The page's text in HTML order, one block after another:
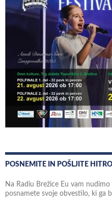
POSNEMITE IN POŠLJITE
Na Radiu Brežice Eu vam
posnamete svoje obvestilo, ki ga